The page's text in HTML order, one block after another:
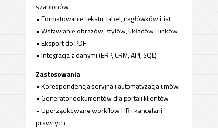
szablonów
• Formatowanie tekstu, tabel, nagłówków i list
• Wstawianie obrazów, stylów, układów i linków
• Eksport do PDF
• Integracja z danymi (ERP, CRM, API, SQL)
Zastosowania
• Korespondencja seryjna i automatyzacja umów
• Generator dokumentów dla portali klientów
• Uporządkowane workflow HR i kancelarii
prawnych